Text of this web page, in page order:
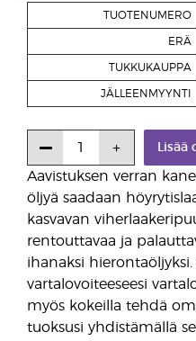
Aavistuksen verran
öljyä saadaan
kasvavan
rentouttavaa ja
ihanaksi
vartalovoiteeseesi
myös kokeilla tehdä
tuoksusi yhdistämällä
TUOTENUMERO
ERÄ
TUKKUKAUPPA
JÄLLEENMYYNTI
Lisää